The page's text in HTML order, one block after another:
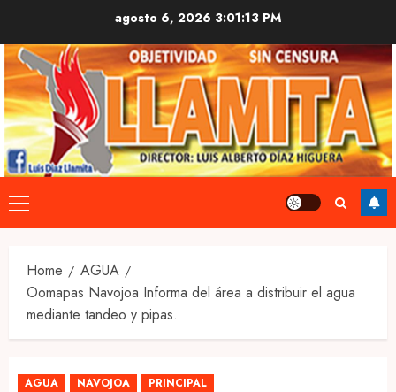
content
agosto 6, 2026 3:01:13 PM
Primary
Menu
Home
AGUA
Oomapas Navojoa Informa del área a distribuir el agua
mediante tandeo y pipas.
AGUA NAVOJOA PRINCIPAL